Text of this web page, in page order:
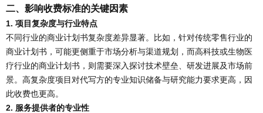
二、影响收费标准的关键因素
1. 项目复杂度与行业特点
不同行业的商业计划书复杂度差异显著。比如，针对传统零售行业的
商业计划书，可能更侧重于市场分析与渠道规划，而高科技或生物医
疗行业的商业计划书，则需要深入探讨技术壁垒、研发进展及市场前
景。高复杂度项目对代写方的专业知识储备与研究能力要求更高，因
此收费也更高。
2. 服务提供者的专业性